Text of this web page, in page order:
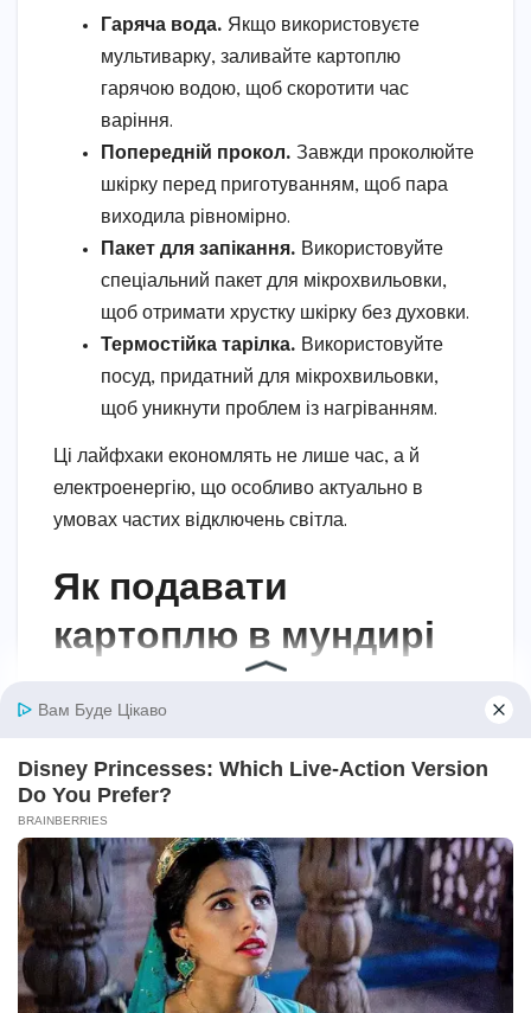
Гаряча вода. Якщо використовуєте
мультиварку, заливайте картоплю
гарячою водою, щоб скоротити час
варіння.
Попередній прокол. Завжди проколюйте
шкірку перед приготуванням, щоб пара
виходила рівномірно.
Пакет для запікання. Використовуйте
спеціальний пакет для мікрохвильовки,
щоб отримати хрустку шкірку без духовки.
Термостійка тарілка. Використовуйте
посуд, придатний для мікрохвильовки,
щоб уникнути проблем із нагріванням.
Ці лайфхаки економлять не лише час, а й
електроенергію, що особливо актуально в
умовах частих відключень світла.
Як подавати
картоплю в мундирі
кілька ідей для ефектної подачі:
Класична подача.
навпіл, додайте шматочок вершкового
масла, посипте сіллю та перцем.
Подавайте з зеленню.
Фарширована картопля. Видаліть
частину м’якоті, змішайте її з сиром,
сметаною чи беконом і заповніть шкірку